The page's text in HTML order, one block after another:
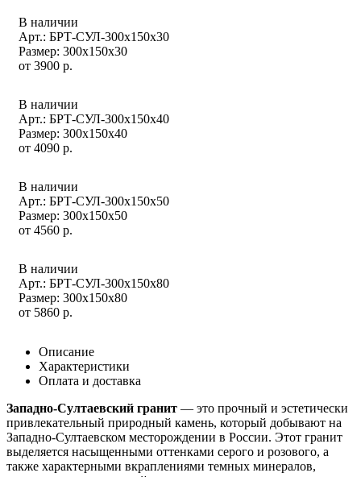
В наличии
Арт.: БРТ-СУЛ-300x150x30
Размер: 300x150x30
от 3900 р.
В наличии
Арт.: БРТ-СУЛ-300x150x40
Размер: 300x150x40
от 4090 р.
В наличии
Арт.: БРТ-СУЛ-300x150x50
Размер: 300x150x50
от 4560 р.
В наличии
Арт.: БРТ-СУЛ-300x150x80
Размер: 300x150x80
от 5860 р.
Описание
Характеристики
Оплата и доставка
Западно-Султаевский гранит — это прочный и эстетически
привлекательный природный камень, который добывают на
Западно-Султаевском месторождении в России. Этот гранит
выделяется насыщенными оттенками серого и розового, а
также характерными вкраплениями темных минералов,